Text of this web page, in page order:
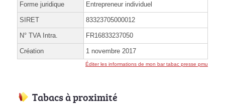
Forme juridique Entrepreneur individuel
SIRET 83323705000012
N° TVA Intra. FR16833237050
Création 1 novembre 2017
Éditer les informations de mon bar tabac presse pmu
Tabacs à proximité